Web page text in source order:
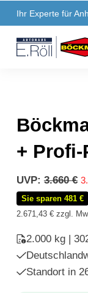
Ihr Experte für
+ Profi-
UVP: 3.660€
Sie sparen 481 €
2.671,43 €zzgl.
2.000 kg |
Standort in